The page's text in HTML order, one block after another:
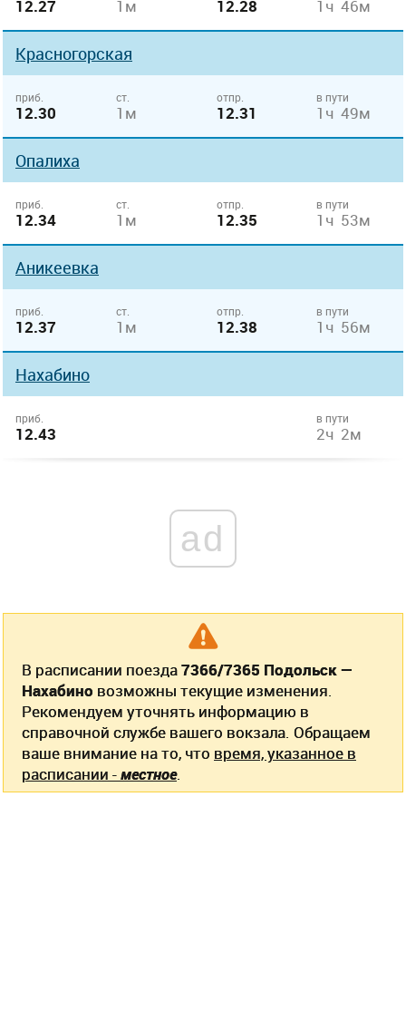
12.27 1м 12.28 1ч 46м
Красногорская
приб.
12.30
ст.
1м
отпр.
12.31
в пути
1ч 49м
Опалиха
приб.
12.34
ст.
1м
отпр.
12.35
в пути
1ч 53м
Аникеевка
приб.
12.37
ст.
1м
отпр.
12.38
в пути
1ч 56м
Нахабино
приб.
12.43
в пути
2ч 2м
ad
В расписании поезда7366/7365 Подольск —
Нахабино возможны текущие изменения.
Рекомендуем уточнять информацию в
справочной службе вашего вокзала. Обращаем
ваше внимание на то, что время, указанное в
расписании -местное.